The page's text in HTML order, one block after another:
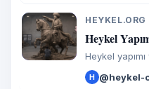
H
HEYKEL.ORG
Heykel
Heykel
sanatçımız
özel ve uygun
H @heykel-